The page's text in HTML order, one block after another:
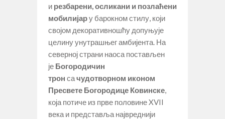
и резбарени, осликани и позлаћени
мобилијару барокном стилу, који
својом декоративношћу допуњује
целину унутрашњег амбијента. На
северној страни наоса постављен
је Богородичин
трон сачудотворном иконом
Пресвете Богородице Ковинске
која потиче из прве половине XVII
века и представља највреднији